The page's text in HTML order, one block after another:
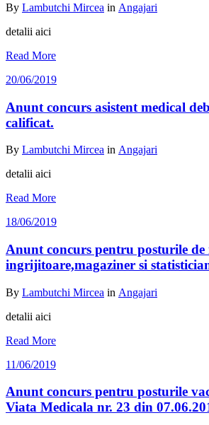
By Lambutchi Mircea in Angajari
detalii aici
Read More
20/06/2019
Anunt concurs asistent medical
calificat.
By Lambutchi Mircea in Angajari
detalii aici
Read More
18/06/2019
Anunt concurs pentru posturile
ingrijitoare,magaziner si
By Lambutchi Mircea in Angajari
detalii aici
Read More
11/06/2019
Anunt concurs pentru posturile
Viata Medicala nr. 23 din